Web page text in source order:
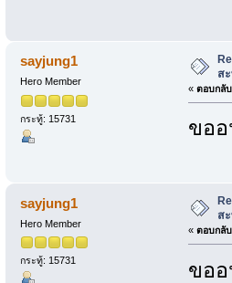
sayjung1
Hero Member
กระทู้: 15731
ส
« ตอบกลั
ขอ
sayjung1
Hero Member
กระทู้: 15731
ส
« ตอบกลั
ขอ